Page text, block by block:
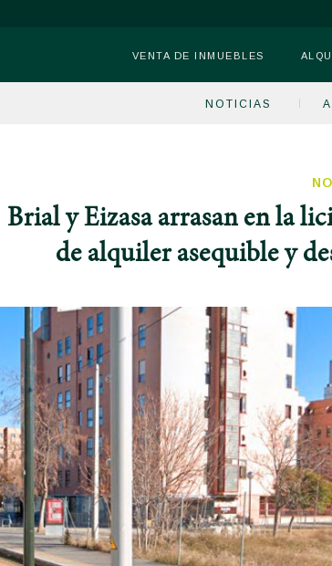
VENTA DE INMUEBLES
NOTICIAS
Brial y Eizasa arrasan en la
de alquiler asequible y